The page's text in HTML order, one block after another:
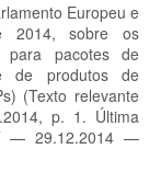
Europeu e
2014, sobre os
para pacotes de
de produtos de
(Texto relevante
p. 1. Última
— 29.12.2014 —